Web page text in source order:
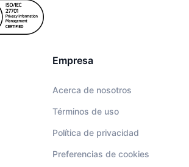
Empresa
Acerca de nosotros
Términos de uso
Política de privacidad
Preferencias de cookies